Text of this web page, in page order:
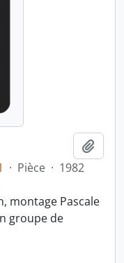
· Pièce · 1982
montage Pascale
groupe de